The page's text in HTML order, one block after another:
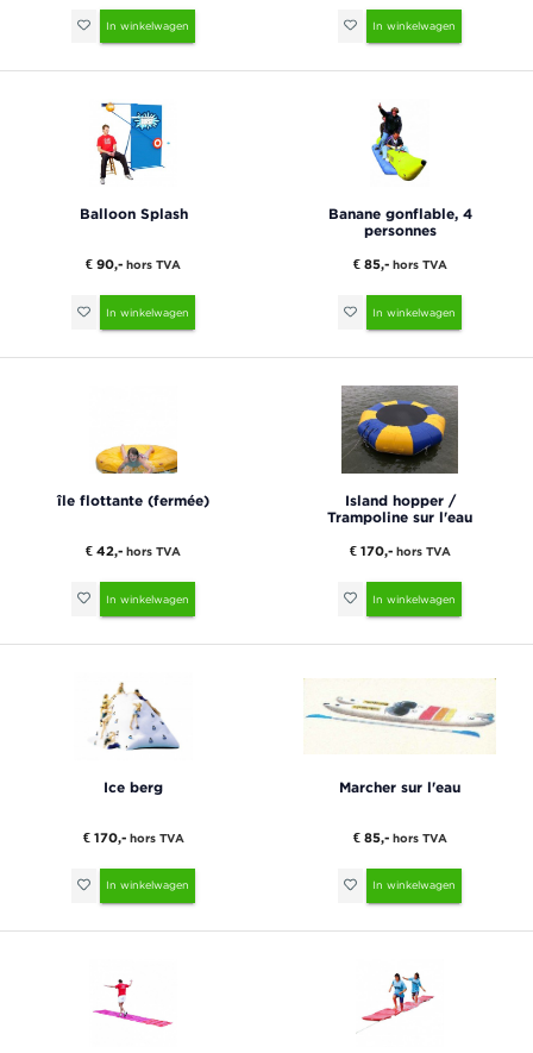
In winkelwagen In winkelwagen
Balloon Splash
€ 90,- hors TVA
In winkelwagen
Banane gonflable, 4
personnes
€ 85,- hors TVA
In winkelwagen
île flottante (fermée)
€ 42,- hors TVA
In winkelwagen
Island hopper /
Trampoline sur l'eau
€ 170,- hors TVA
In winkelwagen
Ice berg
€ 170,- hors TVA
In winkelwagen
Marcher sur l'eau
€ 85,- hors TVA
In winkelwagen